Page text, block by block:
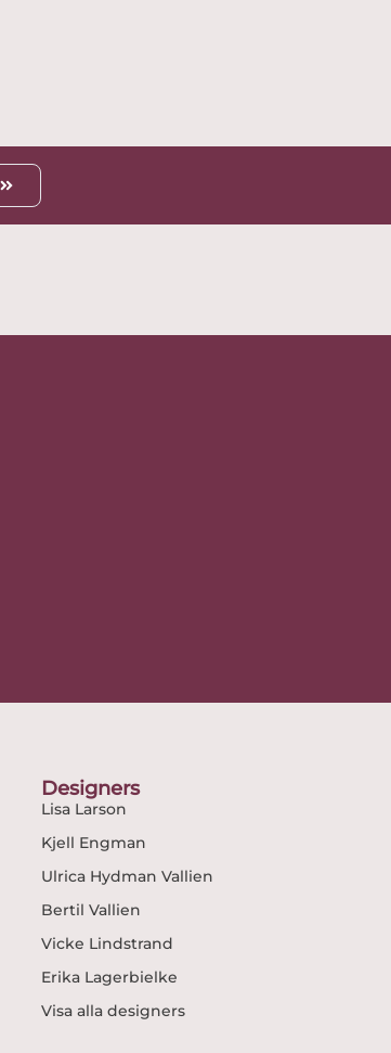
Designers
Lisa Larson
Kjell Engman
Ulrica Hydman Vallien
Bertil Vallien
Vicke Lindstrand
Erika Lagerbielke
Visa alla designers